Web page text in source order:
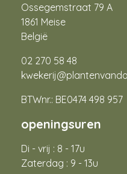
Ossegemstraat 79 A
1861 Meise
België
02 270 58 48
BTWnr.: BE0474 498 957
openingsuren
Di - vrij : 8 - 17u
Zaterdag : 9 - 13u